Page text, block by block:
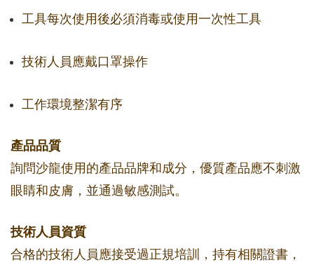
工具每次使用後必須消毒或使用一次性工具
技術人員應戴口罩操作
工作環境整潔有序
產品品質
詢問沙龍使用的產品品牌和成分，優質產品應不刺激
眼睛和皮膚，並通過敏感測試。
技術人員資質
合格的技術人員應接受過正規培訓，持有相關證書，